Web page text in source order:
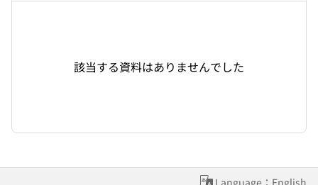
該当する資料はありませんでした
Language：English